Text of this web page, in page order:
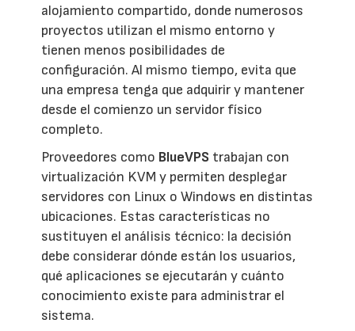
alojamiento compartido, donde numerosos
proyectos utilizan el mismo entorno y
tienen menos posibilidades de
configuración. Al mismo tiempo, evita que
una empresa tenga que adquirir y mantener
desde el comienzo un servidor físico
completo.
Proveedores como BlueVPS trabajan con
virtualización KVM y permiten desplegar
servidores con Linux o Windows en distintas
ubicaciones. Estas características no
sustituyen el análisis técnico: la decisión
debe considerar dónde están los usuarios,
qué aplicaciones se ejecutarán y cuánto
conocimiento existe para administrar el
sistema.